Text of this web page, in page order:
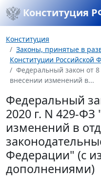
Конституция
Конституция
Законы, принятые в
Конституции Российской
Федеральный закон от
внесении изменений в...
Федеральный
2020 г. N 429-
изменений в
Федерации" (с
дополнениями)